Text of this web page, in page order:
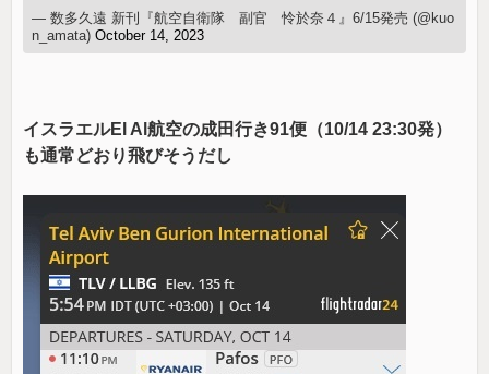
— 数多久遠 新刊『航空自衛隊 副官 怜於奈４』6/15発売 (@kuo
n_amata)October 14, 2023
イスラエルEl Al航空の成田行き91便（10/14 23:30発）
も通常どおり飛びそうだし